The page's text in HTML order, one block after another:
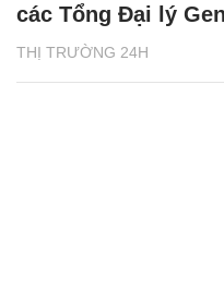
THỊ TRƯỜNG 24H
các Tổng Đại lý